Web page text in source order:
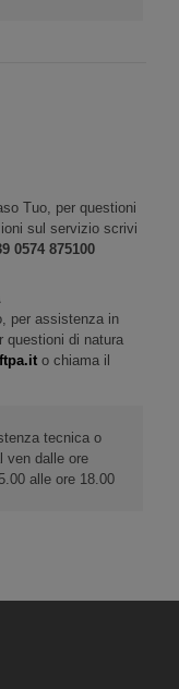
Tuo, per questioni
sul servizio scrivi
0574 875100
per assistenza in
questioni di natura
o chiama il
tecnica o
ven dalle ore
alle ore 18.00